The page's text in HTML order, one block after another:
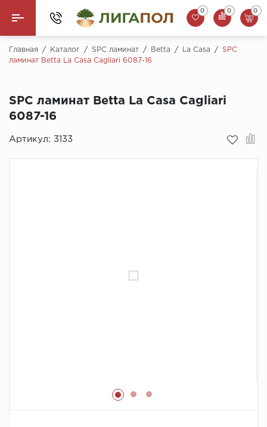
Назад
Кварцвинил (LVT)
0 0 0
Главная / Каталог / SPC ламинат / Betta / La Casa /
SPC
ламинат Betta La Casa Cagliari 6087-16
SPC ламинат Betta La Casa Cagliari
6087-16
Артикул: 3133